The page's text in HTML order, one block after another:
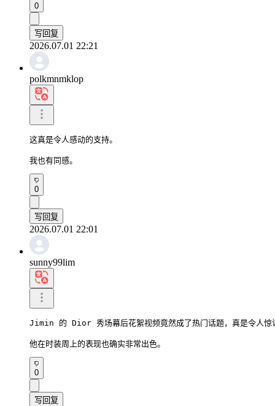
0
写回复
2026.07.01 22:21
polkmnmklop
这真是令人感动的支持。
我也有同感。
0
写回复
2026.07.01 22:01
sunny99lim
Jimin 的 Dior 秀场幕后花絮视频竟然成了热门话题，真是令人惊
他在时装周上的表现也确实非常出色。
0
写回复